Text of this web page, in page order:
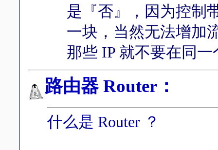
是『否』，因为控制
一块，当然无法增加
那些 IP 就不要在同
路由器 Router：
什么是 Router ？